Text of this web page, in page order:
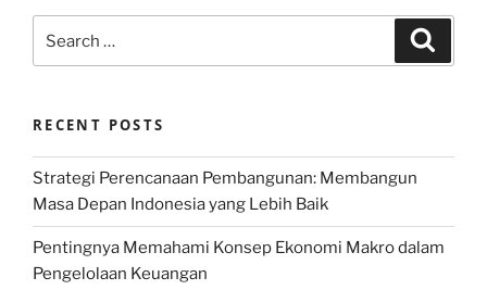
for:
RECENT POSTS
Strategi Perencanaan Pembangunan: Membangun
Masa Depan Indonesia yang Lebih Baik
Pentingnya Memahami Konsep Ekonomi Makro dalam
Pengelolaan Keuangan